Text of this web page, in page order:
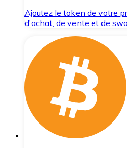
Ajoutez le token de votre
d'achat, de vente et de